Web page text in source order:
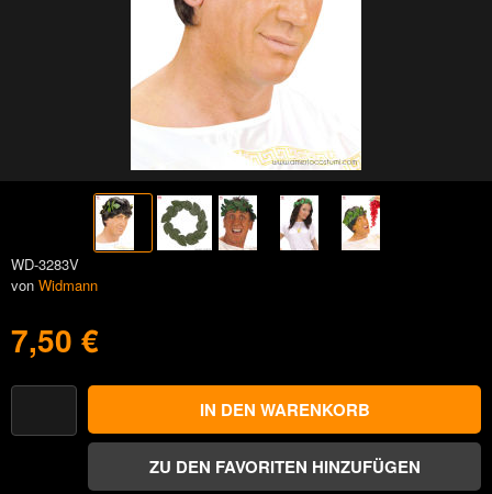
WD-3283V
von Widmann
7,50 €